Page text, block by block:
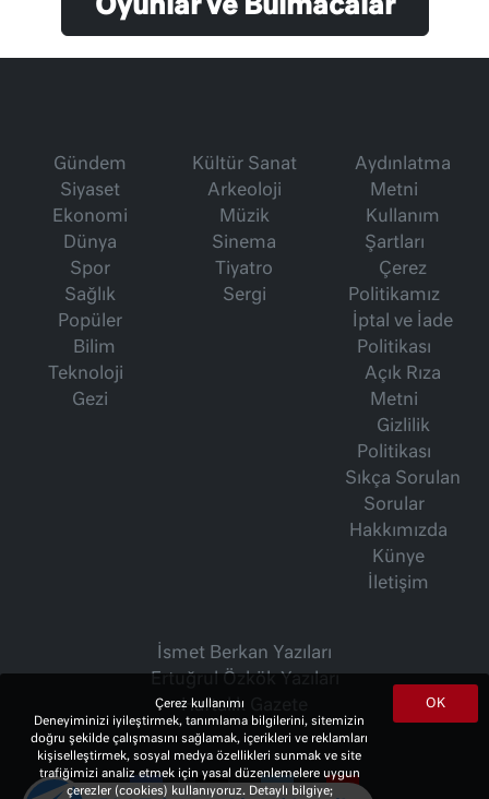
Oyunlar ve Bulmacalar
Gündem
Siyaset
Ekonomi
Dünya
Spor
Sağlık
Popüler
Bilim
Teknoloji
Gezi
Kültür Sanat
Arkeoloji
Müzik
Sinema
Tiyatro
Sergi
Aydınlatma
Metni
Kullanım
Şartları
Çerez
Politikamız
İptal ve İade
Politikası
Açık Rıza
Metni
Gizlilik
Politikası
Sıkça Sorulan
Sorular
Hakkımızda
Künye
İletişim
İsmet Berkan Yazıları
Haftalık Gazete
OK
Çerez kullanımı
Deneyiminizi iyileştirmek, tanımlama bilgilerini, sitemizin
doğru şekilde çalışmasını sağlamak, içerikleri ve reklamları
kişiselleştirmek, sosyal medya özellikleri sunmak ve site
trafiğimizi analiz etmek için yasal düzenlemelere uygun
çerezler (cookies) kullanıyoruz. Detaylı bilgiye;